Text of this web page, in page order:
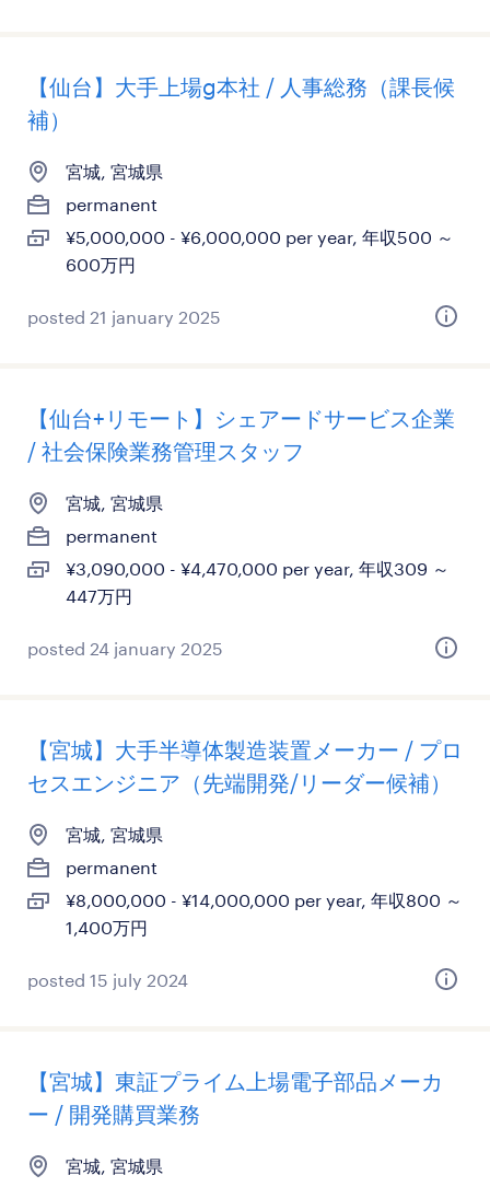
【仙台】大手上場g本社 / 人事総務（課長候
補）
宮城, 宮城県
permanent
¥5,000,000 - ¥6,000,000 per year, 年収500 ～
600万円
posted 21 january 2025
【仙台+リモート】シェアードサービス企業
/ 社会保険業務管理スタッフ
宮城, 宮城県
permanent
¥3,090,000 - ¥4,470,000 per year, 年収309 ～
447万円
posted 24 january 2025
【宮城】大手半導体製造装置メーカー / プロ
セスエンジニア（先端開発/リーダー候補）
宮城, 宮城県
permanent
¥8,000,000 - ¥14,000,000 per year, 年収800 ～
1,400万円
posted 15 july 2024
【宮城】東証プライム上場電子部品メーカ
ー / 開発購買業務
宮城, 宮城県